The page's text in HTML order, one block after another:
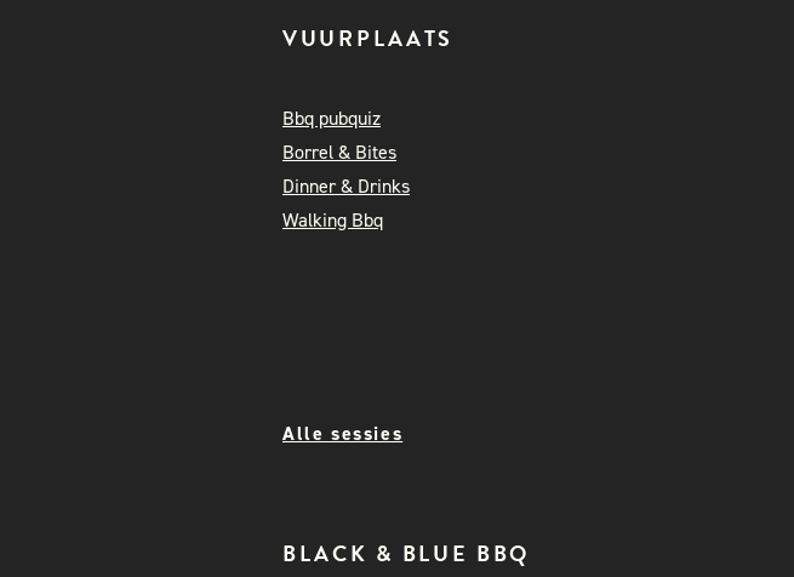
VUURPLAATS
Bbq pubquiz
Borrel & Bites
Dinner & Drinks
Walking Bbq
Alle sessies
BLACK & BLUE BBQ